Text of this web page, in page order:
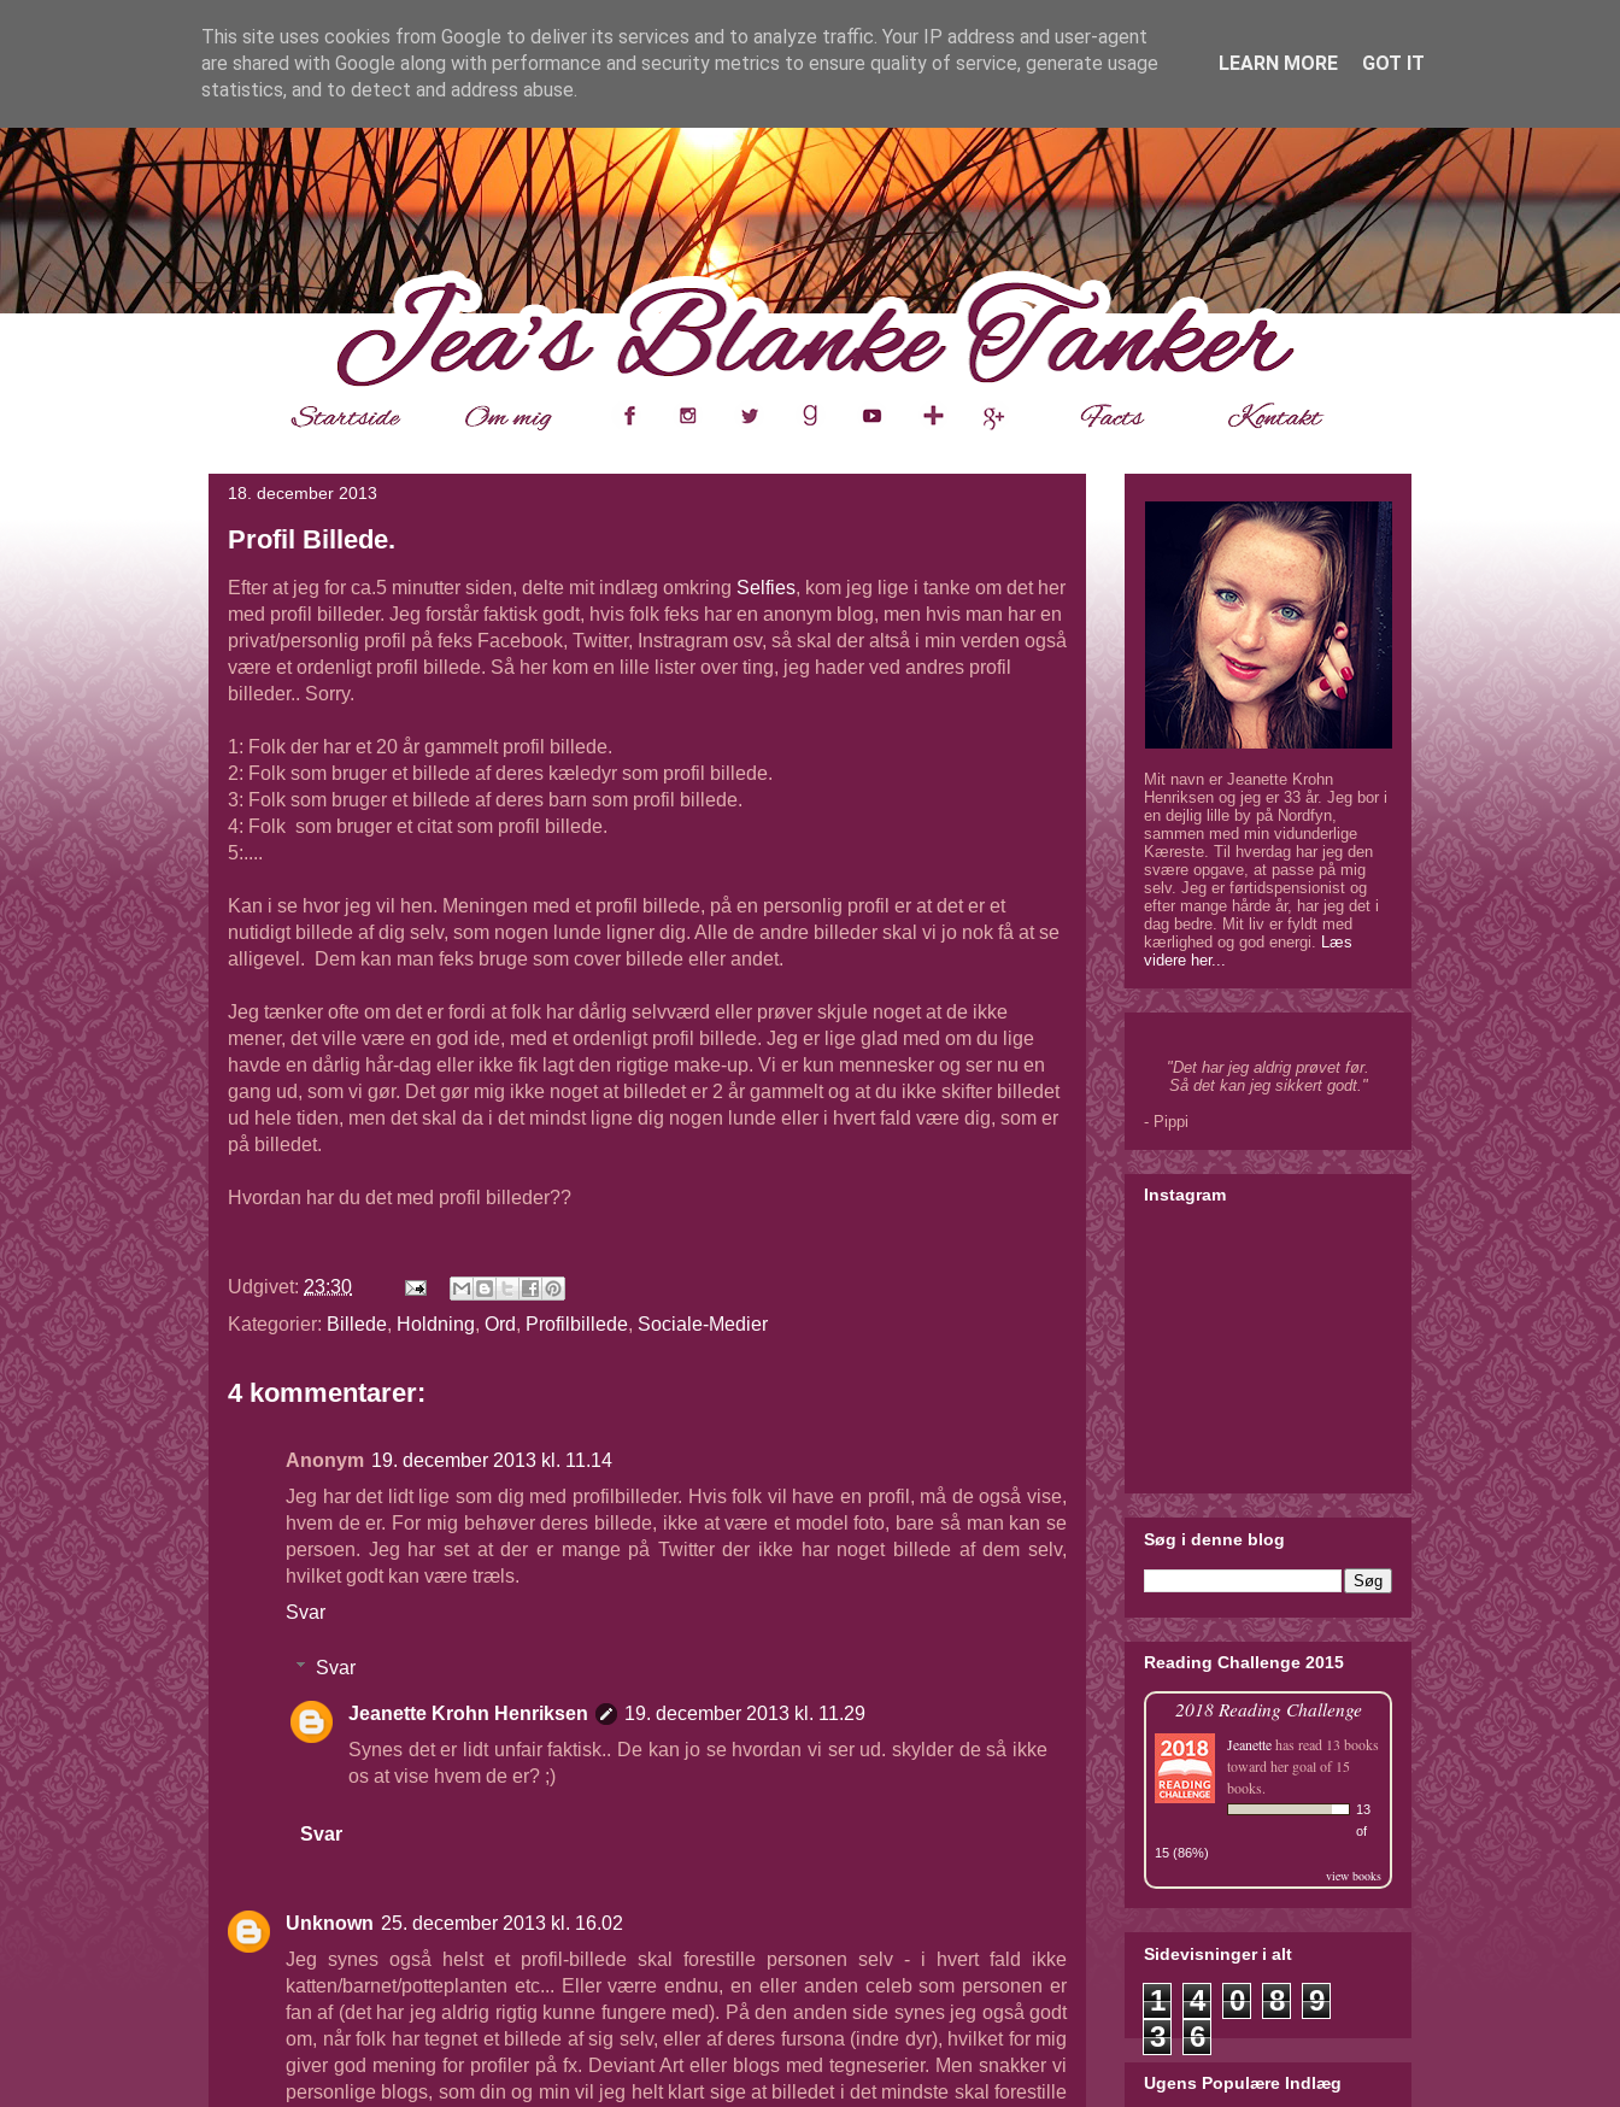
18. december 2013
Profil Billede.
Efter at jeg for ca.5 minutter siden, delte mit indlæg omkring Selfies, kom jeg lige i tanke om det her
med profil billeder. Jeg forstår faktisk godt, hvis folk feks har en anonym blog, men hvis man har en
privat/personlig profil på feks Facebook, Twitter, Instragram osv, så skal der altså i min verden også
være et ordenligt profil billede. Så her kom en lille lister over ting, jeg hader ved andres profil
billeder.. Sorry.
1: Folk der har et 20 år gammelt profil billede.
2: Folk som bruger et billede af deres kæledyr som profil billede.
3: Folk som bruger et billede af deres barn som profil billede.
4: Folk som bruger et citat som profil billede.
5:....
Kan i se hvor jeg vil hen. Meningen med et profil billede, på en personlig profil er at det er et
nutidigt billede af dig selv, som nogen lunde ligner dig. Alle de andre billeder skal vi jo nok få at se
alligevel. Dem kan man feks bruge som cover billede eller andet.
Jeg tænker ofte om det er fordi at folk har dårlig selvværd eller prøver skjule noget at de ikke
mener, det ville være en god ide, med et ordenligt profil billede. Jeg er lige glad med om du lige
havde en dårlig hår-dag eller ikke fik lagt den rigtige make-up. Vi er kun mennesker og ser nu en
gang ud, som vi gør. Det gør mig ikke noget at billedet er 2 år gammelt og at du ikke skifter billedet
ud hele tiden, men det skal da i det mindst ligne dig nogen lunde eller i hvert fald være dig, som er
på billedet.
Hvordan har du det med profil billeder??
Udgivet: 23:30
Kategorier: Billede, Holdning, Ord, Profilbillede, Sociale-Medier
4 kommentarer:
Anonym 19. december 2013 kl. 11.14
Jeg har det lidt lige som dig med profilbilleder. Hvis folk vil have en profil, må de også vise,
hvem de er. For mig behøver deres billede, ikke at være et model foto, bare så man kan se
persoen. Jeg har set at der er mange på Twitter der ikke har noget billede af dem selv,
hvilket godt kan være træls.
Svar
Svar
Jeanette Krohn Henriksen
19. december 2013 kl. 11.29
Synes det er lidt unfair faktisk.. De kan jo se hvordan vi ser ud. skylder de så ikke
os at vise hvem de er? ;)
Svar
Unknown 25. december 2013 kl. 16.02
Jeg synes også helst et profil-billede skal forestille personen selv - i hvert fald ikke
katten/barnet/potteplanten etc... Eller værre endnu, en eller anden celeb som personen er
fan af (det har jeg aldrig rigtig kunne fungere med). På den anden side synes jeg også godt
om, når folk har tegnet et billede af sig selv, eller af deres fursona (indre dyr), hvilket for mig
giver god mening for profiler på fx. Deviant Art eller blogs med tegneserier. Men snakker vi
personlige blogs, som din og min vil jeg helt klart sige at billedet i det mindste skal forestille
Mit navn er Jeanette Krohn
Henriksen og jeg er 33 år. Jeg bor i
en dejlig lille by på Nordfyn,
sammen med min vidunderlige
Kæreste. Til hverdag har jeg den
svære opgave, at passe på mig
selv. Jeg er førtidspensionist og
efter mange hårde år, har jeg det i
dag bedre. Mit liv er fyldt med
kærlighed og god energi. Læs
videre her...
"Det har jeg aldrig prøvet før.
Så det kan jeg sikkert godt."
- Pippi
Instagram
Søg i denne blog
Reading Challenge 2015
2018 Reading Challenge
Jeanettehas read 13 books
toward her goal of 15
books.
13
of
15 (86%)
view books
Sidevisninger i alt
1 4 0 8
9
3
6
Ugens Populære Indlæg
This site uses cookies from Google to deliver its services and to analyze traffic. Your IP address and user-agent
are shared with Google along with performance and security metrics to ensure quality of service, generate usage
statistics, and to detect and address abuse.
LEARN MORE GOT IT